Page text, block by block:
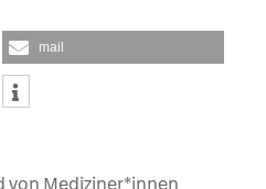
mail
von Mediziner*innen